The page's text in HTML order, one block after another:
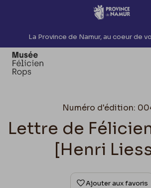
Accèder directement au contenu
La Province de Namur, au coeur de
Numéro d'édition:
Lettre de
[Henri
Ajouter aux favoris